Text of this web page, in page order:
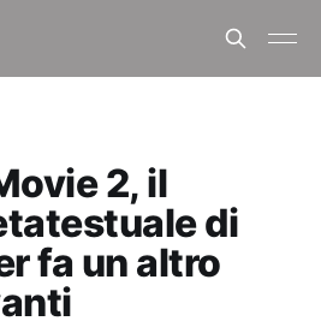
2, il
di
fa un altro